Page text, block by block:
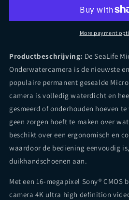
Camera
More payment
Productbeschrijving: De SeaLife
Onderwatercamera is de nieuwste
populaire permanent gesealde
camera is volledig waterdicht en
gesmeerd of onderhouden hoeven
geen zorgen hoeft te maken over
beschikt over een ergonomisch en
waardoor de bediening eenvoudig
duikhandschoenen aan.
Met een 16-megapixel Sony® CMOS
camera 4K ultra high definition